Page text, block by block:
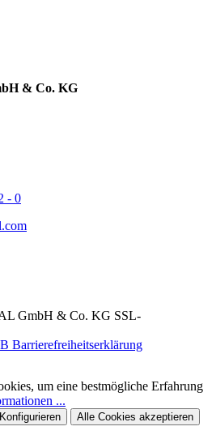
& Co. KG
- 0
GmbH & Co. KG SSL-
Barrierefreiheitserklärung
um eine bestmögliche Erfahrung
...
Konfigurieren Alle Cookies akzeptieren